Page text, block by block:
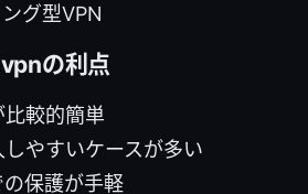
グ型VPN
の利点
較的簡単
やすいケースが多い
保護が手軽